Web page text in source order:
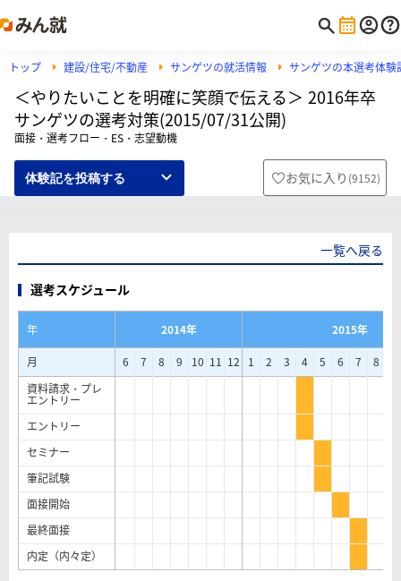
トップ 建設/住宅/不動産 サンゲツの就活情報 サンゲツの本選考体験
＜やりたいことを明確に笑顔で伝える＞ 2016年卒
サンゲツの選考対策(2015/07/31公開)
面接・選考フロー・ES・志望動機
体験記を投稿する お気に入り (9152)
一覧へ戻る
選考スケジュール
年 2014年
2015年
月
6 7 8 9 10 11 12 1 2 3 4 5 6 7 8
資料請求・プレ
エントリー
エントリー
セミナー
筆記試験
面接開始
最終面接
内定（内々定）